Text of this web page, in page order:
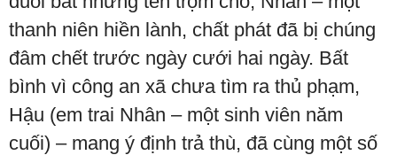
thanh niên hiền lành, chất phát đã bị chúng
đâm chết trước ngày cưới hai ngày. Bất
bình vì công an xã chưa tìm ra thủ phạm,
Hậu (em trai Nhân – một sinh viên năm
cuối) – mang ý định trả thù, đã cùng một số